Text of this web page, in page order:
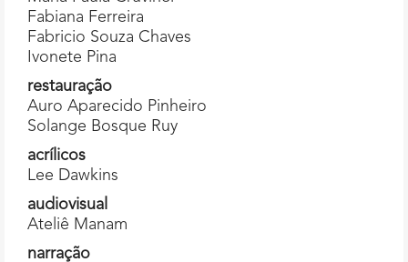
Fabiana Ferreira
Fabricio Souza Chaves
Ivonete Pina
restauração
Auro Aparecido Pinheiro
Solange Bosque Ruy
acrílicos
Lee Dawkins
audiovisual
Ateliê Manam
narração